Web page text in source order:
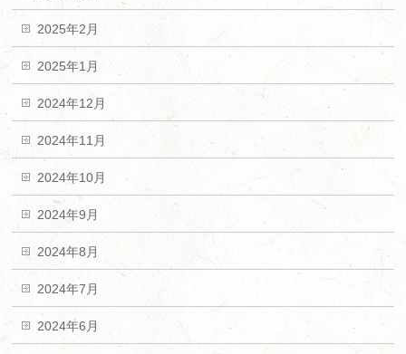
2025年2月
2025年1月
2024年12月
2024年11月
2024年10月
2024年9月
2024年8月
2024年7月
2024年6月